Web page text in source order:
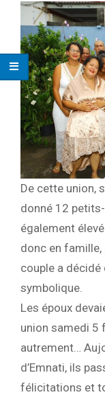
De cette union,
donné 12
également
donc en famille,
couple a
symbolique.
Les époux
union samedi 5
autrement…
d’Emnati, ils
félicitations et